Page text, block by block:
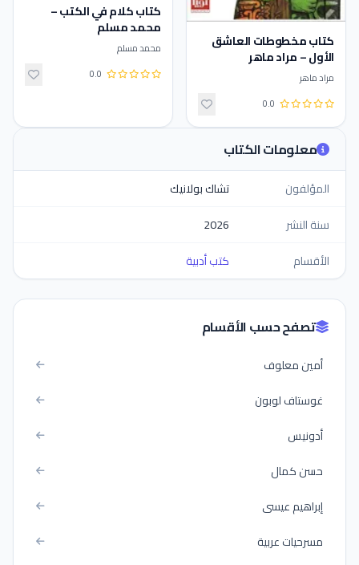
كتاب ‫مخطوطات العاشق
الأول – مراد ماهر
مراد ماهر
0.0
كتاب كلام في الكتب –
محمد مسلم
محمد مسلم
0.0
معلومات الكتاب
المؤلفون
تشاك بولانيك
سنة النشر
2026
الأقسام
كتب أدبية
تصفح حسب الأقسام
أمين معلوف
غوستاف لوبون
أدونيس
حسن كمال
إبراهيم عيسى
مسرحيات عربية